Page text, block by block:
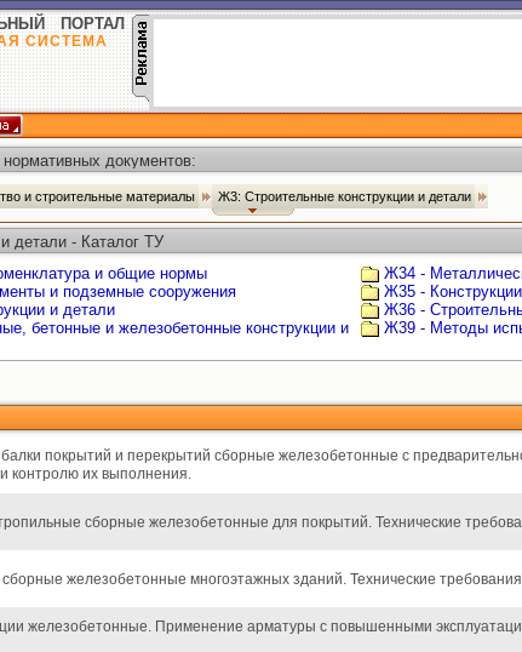
ПОРТАЛ
СИСТЕМА
документов:
и строительные материалы Ж3: Строительные конструкции и детали
детали - Каталог ТУ
и общие нормы
и подземные сооружения
и детали
бетонные и железобетонные конструкции и
Ж34 -
Ж35 -
Ж36 -
Ж39 - Методы
балки покрытий и перекрытий сборные железобетонные с
контролю их выполнения.
сборные железобетонные для покрытий. Технические
железобетонные многоэтажных зданий. Технические
железобетонные. Применение арматуры с повышенными